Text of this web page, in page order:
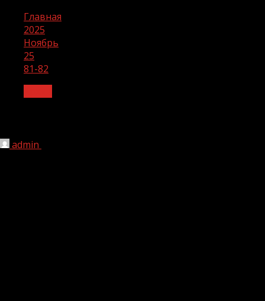
Главная
2025
Ноябрь
25
81-82
admin